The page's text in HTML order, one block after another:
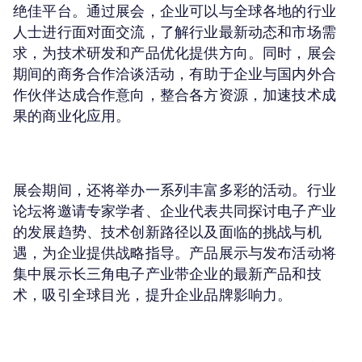
绝佳平台。通过展会，企业可以与全球各地的行业
人士进行面对面交流，了解行业最新动态和市场需
求，为技术研发和产品优化提供方向。同时，展会
期间的商务合作洽谈活动，有助于企业与国内外合
作伙伴达成合作意向，整合各方资源，加速技术成
果的商业化应用。
展会期间，还将举办一系列丰富多彩的活动。行业
论坛将邀请专家学者、企业代表共同探讨电子产业
的发展趋势、技术创新路径以及面临的挑战与机
遇，为企业提供战略指导。产品展示与发布活动将
集中展示长三角电子产业带企业的最新产品和技
术，吸引全球目光，提升企业品牌影响力。